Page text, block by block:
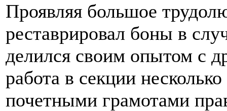
Проявляя большое
реставрировал боны в
делился своим опытом с
работа в секции
почетными грамотами